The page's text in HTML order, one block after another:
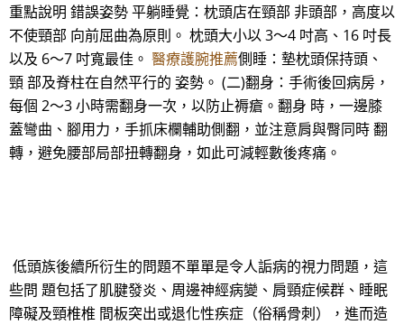
重點說明 錯誤姿勢 平躺睡覺：枕頭店在頸部 非頭部，高度以
不使頸部 向前屈曲為原則。 枕頭大小以 3～4 吋高、16 吋長
以及 6～7 吋寬最佳。 醫療護腕推薦側睡：墊枕頭保持頭、
頸 部及脊柱在自然平行的 姿勢。 (二)翻身：手術後回病房，
每個 2～3 小時需翻身一次，以防止褥瘡。翻身 時，一邊膝
蓋彎曲、腳用力，手抓床欄輔助側翻，並注意肩與臀同時 翻
轉，避免腰部局部扭轉翻身，如此可減輕數後疼痛。
低頭族後續所衍生的問題不單單是令人詬病的視力問題，這
些問 題包括了肌腱發炎、周邊神經病變、肩頸症候群、睡眠
障礙及頸椎椎 間板突出或退化性疾症（俗稱骨刺），進而造